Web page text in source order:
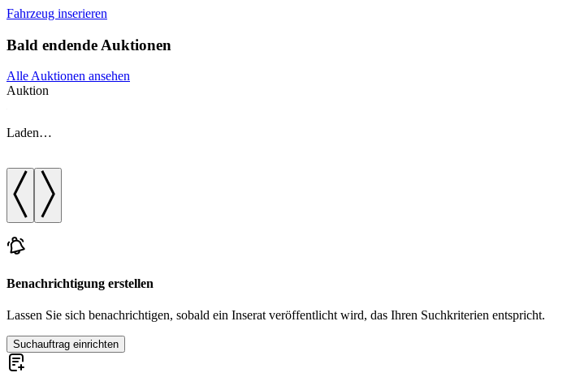
Fahrzeug inserieren
Bald endende Auktionen
Alle Auktionen ansehen
Auktion
Laden…
Benachrichtigung erstellen
Lassen Sie sich benachrichtigen, sobald ein Inserat veröffentlicht wird, das Ihren Suchkriterien entspricht.
Suchauftrag einrichten